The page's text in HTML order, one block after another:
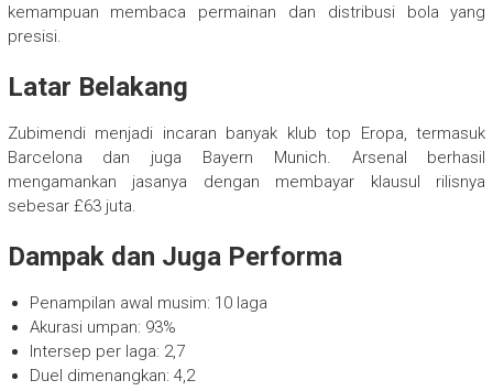
kemampuan membaca permainan dan distribusi bola yang
presisi.
Latar Belakang
Zubimendi menjadi incaran banyak klub top Eropa, termasuk
Barcelona dan juga Bayern Munich. Arsenal berhasil
mengamankan jasanya dengan membayar klausul rilisnya
sebesar £63 juta.
Dampak dan Juga Performa
Penampilan awal musim: 10 laga
Akurasi umpan: 93%
Intersep per laga: 2,7
Duel dimenangkan: 4,2